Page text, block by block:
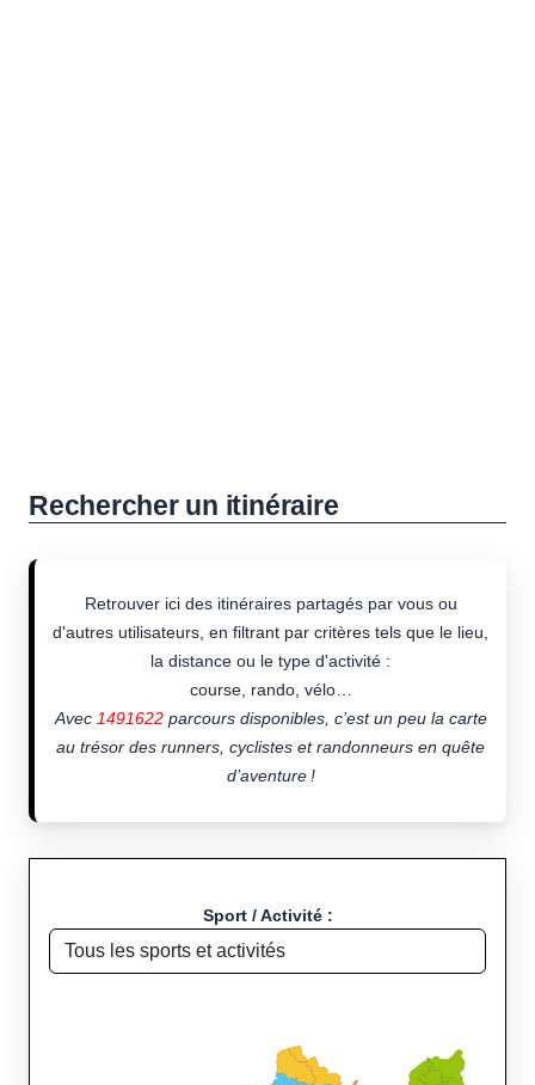
Rechercher un itinéraire
Retrouver ici des itinéraires partagés par vous ou
d'autres utilisateurs, en filtrant par critères tels que le lieu,
la distance ou le type d'activité :
course, rando, vélo…
Avec 1491622parcours disponibles, c’est un peu la carte
au trésor des runners, cyclistes et randonneurs en quête
d’aventure !
Sport / Activité :